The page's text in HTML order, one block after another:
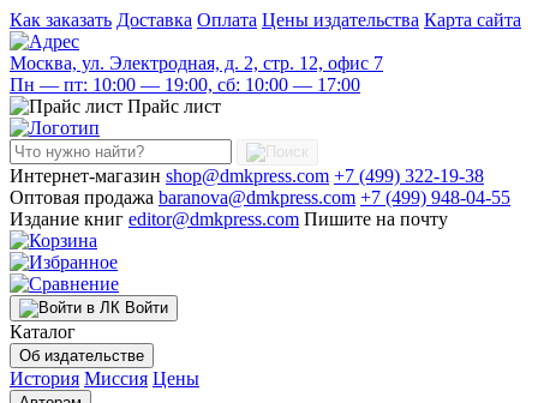
Как заказать Доставка Оплата Цены издательства Карта сайта
Москва, ул. Электродная, д. 2, стр. 12, офис 7
Пн — пт: 10:00 — 19:00, сб: 10:00 — 17:00
Прайс лист
Интернет-магазин shop@dmkpress.com +7 (499) 322-19-38
Оптовая продажа baranova@dmkpress.com +7 (499) 948-04-55
Издание книг editor@dmkpress.com Пишите на почту
Войти
Каталог
Об издательстве
История Миссия Цены